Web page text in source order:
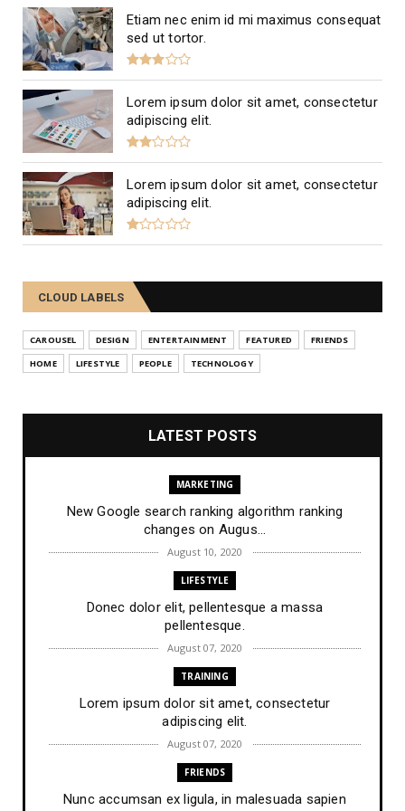
Etiam nec enim id mi maximus consequat
sed ut tortor.
Lorem ipsum dolor sit amet, consectetur
adipiscing elit.
Lorem ipsum dolor sit amet, consectetur
adipiscing elit.
CLOUD LABELS
CAROUSEL DESIGN ENTERTAINMENT FEATURED
FRIENDS
HOME
LIFESTYLE PEOPLE TECHNOLOGY
LATEST POSTS
MARKETING
New Google search ranking algorithm ranking
changes on Augus...
August 10, 2020
LIFESTYLE
Donec dolor elit, pellentesque a massa
pellentesque.
August 07, 2020
TRAINING
Lorem ipsum dolor sit amet, consectetur
adipiscing elit.
August 07, 2020
FRIENDS
Nunc accumsan ex ligula, in malesuada sapien